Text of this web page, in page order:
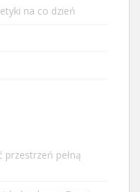
na co dzień
pełną